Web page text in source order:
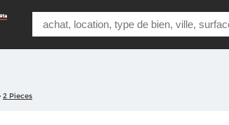
2 Pieces